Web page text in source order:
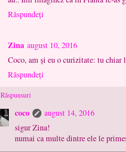
Răspundeți
Zina august 10, 2016
Coco, am și eu o curizitate: tu chiar
Răspundeți
Răspunsuri
coco
august 14, 2016
sigur Zina!
numai ca multe dintre ele le